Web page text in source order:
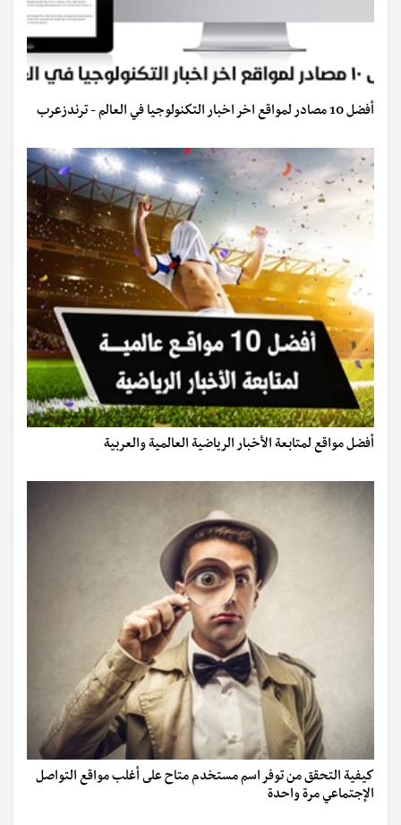
أفضل 10 مصادر لمواقع اخر اخبار التكنولوجيا في العالم - ترندزعرب
أفضل مواقع لمتابعة الأخبار الرياضية العالمية والعربية
كيفية التحقق من توفر اسم مستخدم متاح على أغلب مواقع التواصل
الإجتماعي مرة واحدة